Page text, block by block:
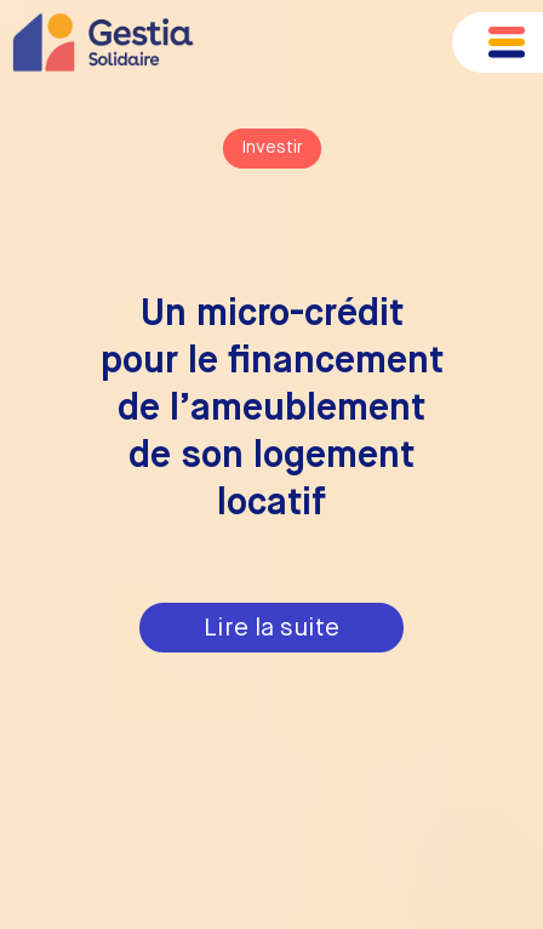
Investir
Un micro-crédit
pour le financement
de l’ameublement
de son logement
locatif
Lire la suite